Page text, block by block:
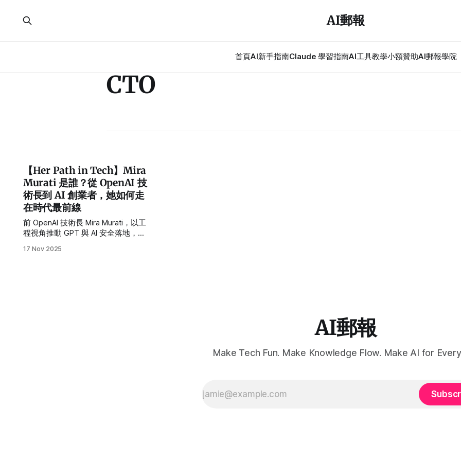
AI郵報
首頁AI新手指南Claude 學習指南AI工具教學小額贊助AI郵報學院
CTO
【Her Path in Tech】Mira
Murati 是誰？從 OpenAI 技
術長到 AI 創業者，她如何走
在時代最前線
前 OpenAI 技術長 Mira Murati，以工
程視角推動 GPT 與 AI 安全落地，如
17 Nov 2025
AI郵報
Make Tech Fun. Make Knowledge Flow. Make AI for